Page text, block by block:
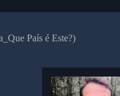
País é Este?)